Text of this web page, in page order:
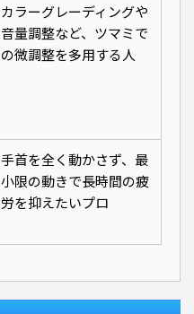
カラーグレーディングや
音量調整など、ツマミで
の微調整を多用する人
手首を全く動かさず、最
小限の動きで長時間の疲
労を抑えたいプロ